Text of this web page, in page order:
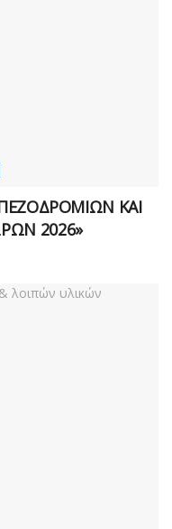
ΚΑΙ
2026»